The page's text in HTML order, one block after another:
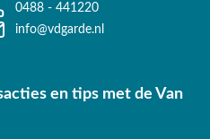
0488 - 441220
info@vdgarde.nl
en tips met de Van